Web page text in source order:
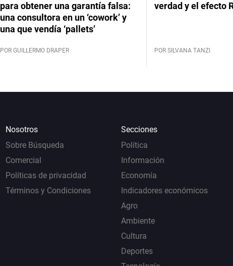
para obtener una garantía falsa:
una consultora en un ‘cowork’ y
una que vendía ‘pallets’
POR GUILLERMO DRAPER
verdad y el efecto
POR SILVANA TANZI
Nosotros
Sobre Búsqueda
Comercial
Políticas de privacidad
Términos y Condiciones
Secciones
Política
Información
Economía
Indicadores económicos
Agro
Ambiente
Cultura
Deportes